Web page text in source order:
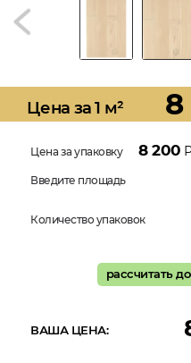
Цена за 1 м² 8
Цена за упаковку 8 200
Введите площадь
Количество упаковок
рассчитать
ВАША ЦЕНА: